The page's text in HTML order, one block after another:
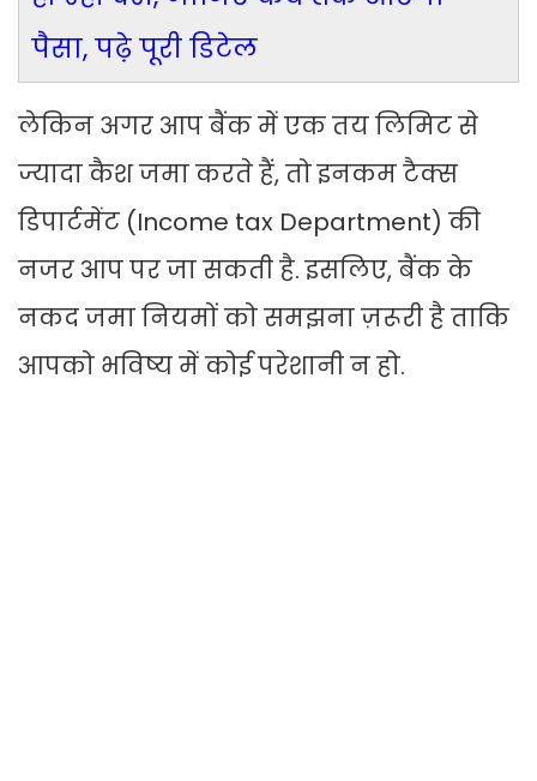
पैसा, पढ़े पूरी डिटेल
लेकिन अगर आप बैंक में एक तय लिमिट से
ज्यादा कैश जमा करते हैं, तो इनकम टैक्स
डिपार्टमेंट (Income tax Department) की
नजर आप पर जा सकती है. इसलिए, बैंक के
नकद जमा नियमों को समझना ज़रूरी है ताकि
आपको भविष्य में कोई परेशानी न हो.